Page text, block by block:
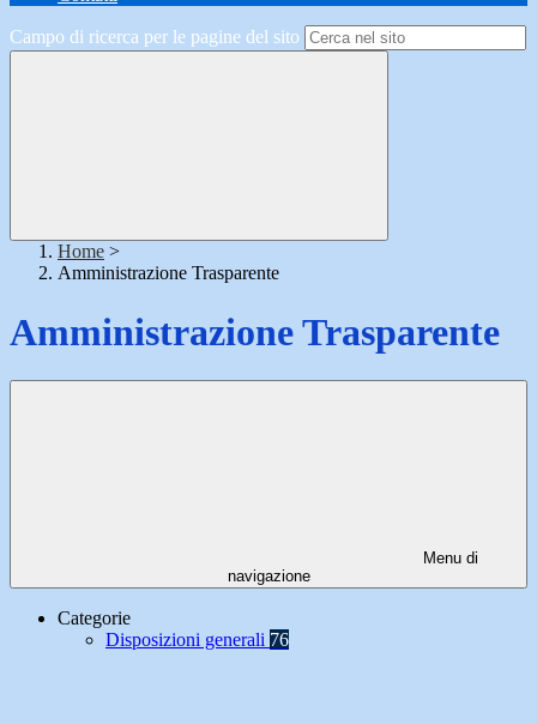
Campo di ricerca per le pagine del sito
Home >
Amministrazione Trasparente
Amministrazione Trasparente
Menu di
navigazione
Categorie
Disposizioni generali 76